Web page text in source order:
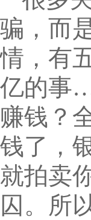
骗，而
情，有
亿的事
赚钱？
钱了，
就拍卖
囚。所